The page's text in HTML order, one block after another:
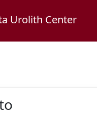
Urolith Center